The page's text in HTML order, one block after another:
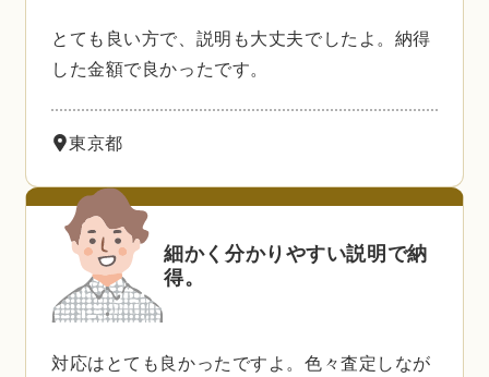
とても良い方で、説明も大丈夫でしたよ。納得
した金額で良かったです。
東京都
細かく分かりやすい説明で納
得。
対応はとても良かったですよ。色々査定しなが